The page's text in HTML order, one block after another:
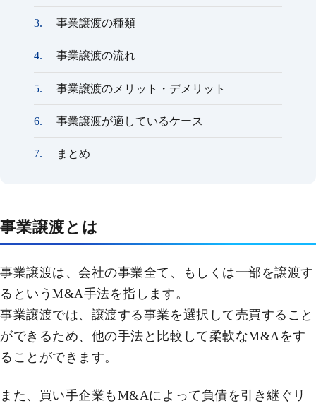
事業譲渡の種類
事業譲渡の流れ
事業譲渡のメリット・デメリット
事業譲渡が適しているケース
まとめ
事業譲渡とは
事業譲渡は、会社の事業全て、もしくは一部を譲渡す
るというM&A手法を指します。
事業譲渡では、譲渡する事業を選択して売買すること
ができるため、他の手法と比較して柔軟なM&Aをす
ることができます。
また、買い手企業もM&Aによって負債を引き継ぐリ